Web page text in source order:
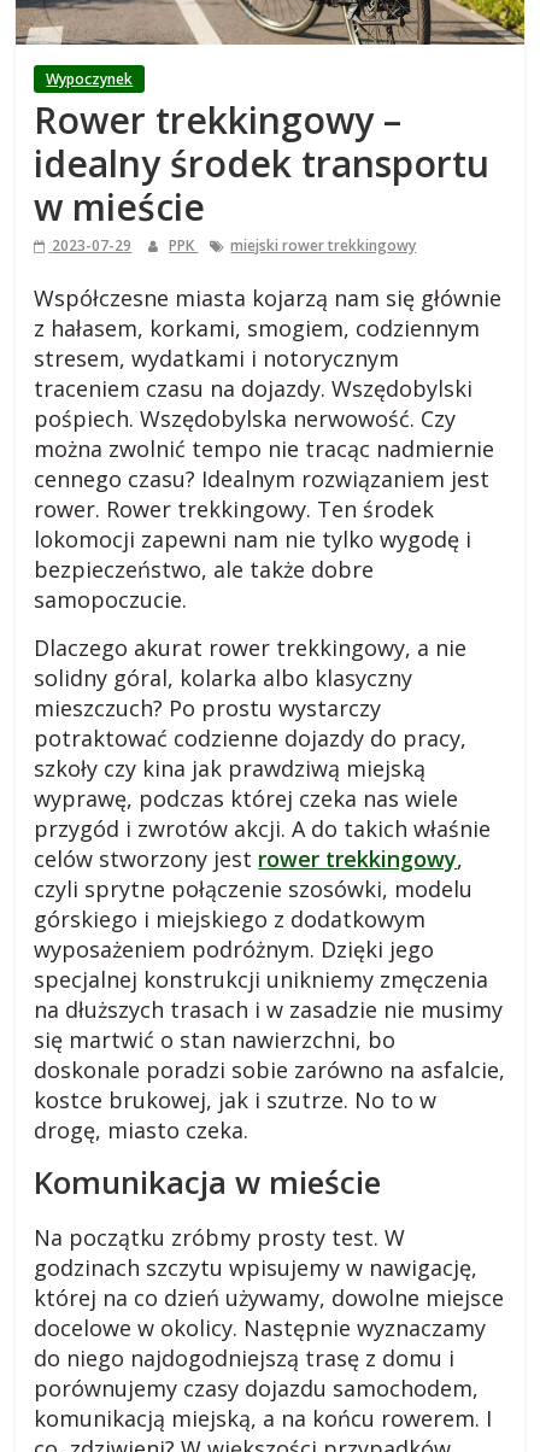
e
s
k
b
o
g
m
e
s
k
b
o
Wypoczynek
Rower trekkingowy –
idealny środek transportu
w mieście
2023-07-29 PPK miejski rower trekkingowy
Współczesne miasta kojarzą nam się głównie
z hałasem, korkami, smogiem, codziennym
stresem, wydatkami i notorycznym
traceniem czasu na dojazdy. Wszędobylski
pośpiech. Wszędobylska nerwowość. Czy
można zwolnić tempo nie tracąc nadmiernie
cennego czasu? Idealnym rozwiązaniem jest
rower. Rower trekkingowy. Ten środek
lokomocji zapewni nam nie tylko wygodę i
bezpieczeństwo, ale także dobre
samopoczucie.
Dlaczego akurat rower trekkingowy, a nie
solidny góral, kolarka albo klasyczny
mieszczuch? Po prostu wystarczy
potraktować codzienne dojazdy do pracy,
szkoły czy kina jak prawdziwą miejską
wyprawę, podczas której czeka nas wiele
przygód i zwrotów akcji. A do takich właśnie
celów stworzony jest rower trekkingowy,
czyli sprytne połączenie szosówki, modelu
górskiego i miejskiego z dodatkowym
wyposażeniem podróżnym. Dzięki jego
specjalnej konstrukcji unikniemy zmęczenia
na dłuższych trasach i w zasadzie nie musimy
się martwić o stan nawierzchni, bo
doskonale poradzi sobie zarówno na asfalcie,
kostce brukowej, jak i szutrze. No to w
drogę, miasto czeka.
Komunikacja w mieście
Na początku zróbmy prosty test. W
godzinach szczytu wpisujemy w nawigację,
której na co dzień używamy, dowolne miejsce
docelowe w okolicy. Następnie wyznaczamy
do niego najdogodniejszą trasę z domu i
porównujemy czasy dojazdu samochodem,
komunikacją miejską, a na końcu rowerem. I